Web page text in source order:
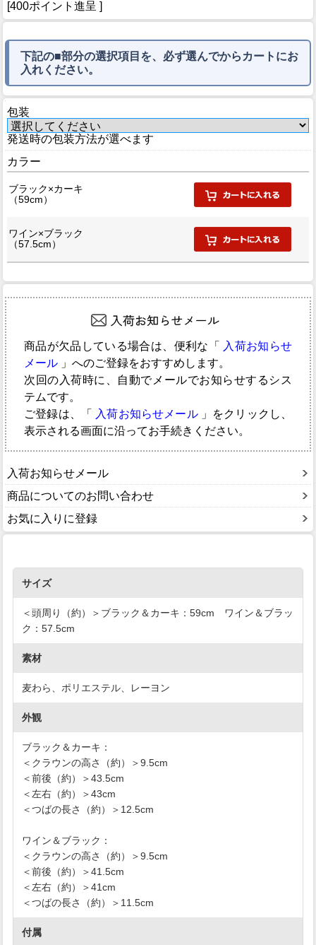
[400ポイント進呈 ]
下記の■部分の選択項目を、必ず選んでからカートにお
入れください。
包装
発送時の包装方法が選べます
カラー
ブラック×カーキ
（59cm）
ワイン×ブラック
（57.5cm）
商品が欠品している場合は、便利な「
入荷お知らせ
メール 」へのご登録をおすすめします。
次回の入荷時に、自動でメールでお知らせするシス
テムです。
ご登録は、「
入荷お知らせメール 」をクリックし、
表示される画面に沿ってお手続きください。
入荷お知らせメール
商品についてのお問い合わせ
お気に入りに登録
サイズ
＜頭周り（約）＞ブラック＆カーキ：59cm ワイン＆ブラッ
ク：57.5cm
素材
麦わら、ポリエステル、レーヨン
外観
ブラック＆カーキ：
＜クラウンの高さ（約）＞9.5cm
＜前後（約）＞43.5cm
＜左右（約）＞43cm
＜つばの長さ（約）＞12.5cm
ワイン＆ブラック：
＜クラウンの高さ（約）＞9.5cm
＜前後（約）＞41.5cm
＜左右（約）＞41cm
＜つばの長さ（約）＞11.5cm
付属